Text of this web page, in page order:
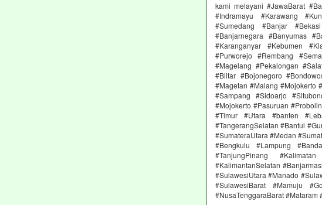
kami melayani #JawaBarat
#Indramayu #Karawang
#Sumedang #Banjar
#Banjarnegara #Banyumas
#Karanganyar #Kebumen
#Purworejo #Rembang
#Magelang #Pekalongan
#Blitar #Bojonegoro
#Magetan #Malang #Mojokerto
#Sampang #Sidoarjo
#Mojokerto #Pasuruan
#Timur #Utara #banten
#TangerangSelatan #Bantul
#SumateraUtara #Medan
#Bengkulu #Lampung
#TanjungPinang
#KalimantanSelatan
#SulawesiUtara #Manado
#SulawesiBarat #Mamuju
#NusaTenggaraBarat #Mataram